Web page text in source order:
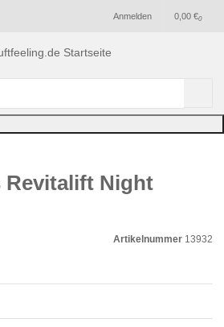
Anmelden 0
0,00 €
Revitalift Night
Artikelnummer 13932